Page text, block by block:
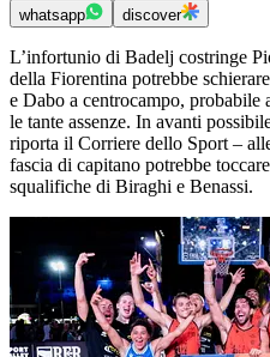
whatsapp discover
L’infortunio di Badelj costringe
della Fiorentina potrebbe
e Dabo a centrocampo,
le tante assenze. In avanti
riporta il Corriere dello Sport –
fascia di capitano potrebbe
squalifiche di Biraghi e Benassi.